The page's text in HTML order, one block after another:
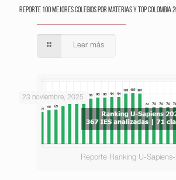
Reporte 100 Mejores Colegios por Materias y Top Colombia
Leer más
Reporte Ranking U-
23 noviembre, 2025